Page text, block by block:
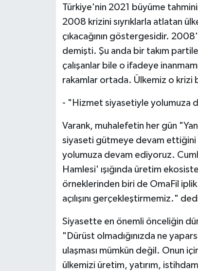
Türkiye'nin 2021 büyüme
2008 krizini sıyrıklarla atlatan
çıkacağının göstergesidir.
demişti. Şu anda bir takım
çalışanlar bile o ifadeye
rakamlar ortada. Ülkemiz o krizi
- "Hizmet siyasetiyle yolumuza
Varank, muhalefetin her gün
siyaseti gütmeye devam
yolumuza devam ediyoruz.
Hamlesi' ışığında üretim
örneklerinden biri de OmaFil iplik
açılışını gerçekleştirmemiz."
Siyasette en önemli önceliğin
"Dürüst olmadığınızda ne
ulaşması mümkün değil. Onun
ülkemizi üretim, yatırım,